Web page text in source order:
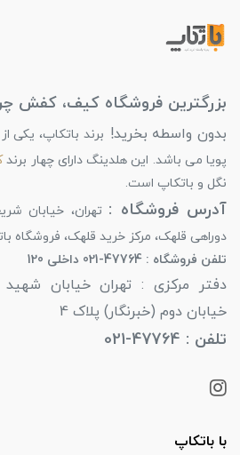
بزرگترین فروشگاه کیف، کفش
بدون واسطه بخرید! برند باتکاپ، یکی
پویا می باشد. این هلدینگ دارای چهار برند
نگل و باتکاپ است.
آدرس فروشگاه : تهران، خیابان
دوراهی قلهک، مرکز خرید قلهک، فروشگاه
تلفن فروشگاه : 47764-021 داخلی 120
دفتر مرکزی : تهران خیابان شهید
خیابان دوم (خبرنگار) پلاک 4
تلفن : 47764-021
با باتکاپ